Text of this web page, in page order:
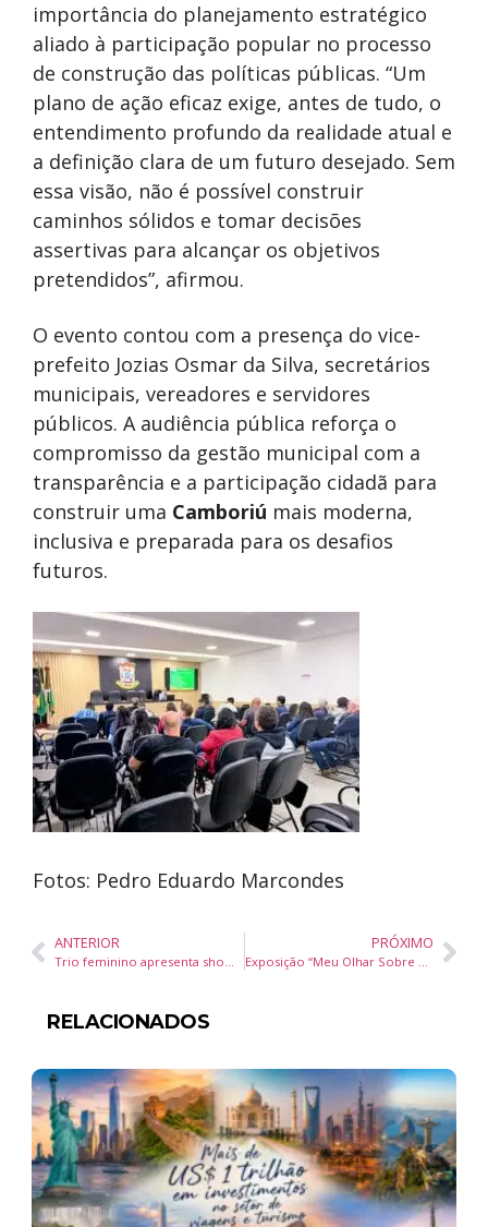
importância do planejamento estratégico
aliado à participação popular no processo
de construção das políticas públicas. “Um
plano de ação eficaz exige, antes de tudo, o
entendimento profundo da realidade atual e
a definição clara de um futuro desejado. Sem
essa visão, não é possível construir
caminhos sólidos e tomar decisões
assertivas para alcançar os objetivos
pretendidos”, afirmou.
O evento contou com a presença do vice-
prefeito Jozias Osmar da Silva, secretários
municipais, vereadores e servidores
públicos. A audiência pública reforça o
compromisso da gestão municipal com a
transparência e a participação cidadã para
construir uma Camboriú mais moderna,
inclusiva e preparada para os desafios
futuros.
Fotos: Pedro Eduardo Marcondes
ANTERIOR
Trio feminino apresenta show “Rezo” com cultura popular na Univali, em Itajaí
PRÓXIMO
Exposição “Meu Olhar Sobre a Natureza” na Câmara de Vereadores de Camboriú
RELACIONADOS